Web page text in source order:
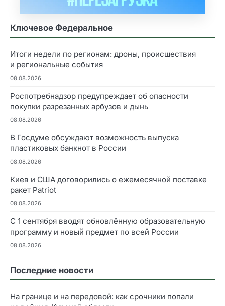
Ключевое Федеральное
Итоги недели по регионам: дроны, происшествия
и региональные события
08.08.2026
Роспотребнадзор предупреждает об опасности
покупки разрезанных арбузов и дынь
08.08.2026
В Госдуме обсуждают возможность выпуска
пластиковых банкнот в России
08.08.2026
Киев и США договорились о ежемесячной поставке
ракет Patriot
08.08.2026
С 1 сентября вводят обновлённую образовательную
программу и новый предмет по всей России
08.08.2026
Последние новости
На границе и на передовой: как срочники попали